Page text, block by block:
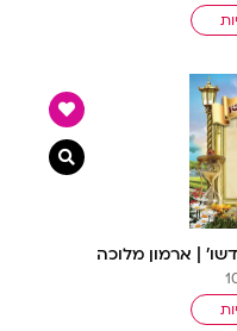
| ארמון מלוכה
צפייה